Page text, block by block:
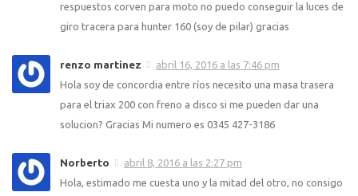
respuestos corven para moto no puedo conseguir la luces de
giro tracera para hunter 160 (soy de pilar) gracias
renzo martinez
abril 16, 2016 a las 7:46 pm
Hola soy de concordia entre ríos necesito una masa trasera
para el triax 200 con freno a disco si me pueden dar una
solucion? Gracias Mi numero es 0345 427-3186
Norberto
abril 8, 2016 a las 2:27 pm
Hola, estimado me cuesta uno y la mitad del otro, no consigo